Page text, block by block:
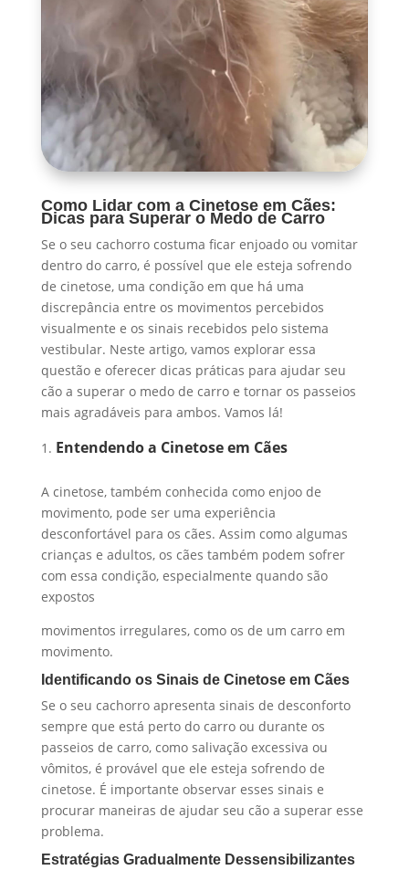
Como Lidar com a Cinetose em Cães:
Dicas para Superar o Medo de Carro
Se o seu cachorro costuma ficar enjoado ou vomitar
dentro do carro, é possível que ele esteja sofrendo
de cinetose, uma condição em que há uma
discrepância entre os movimentos percebidos
visualmente e os sinais recebidos pelo sistema
vestibular. Neste artigo, vamos explorar essa
questão e oferecer dicas práticas para ajudar seu
cão a superar o medo de carro e tornar os passeios
mais agradáveis para ambos. Vamos lá!
Entendendo a Cinetose em Cães
A cinetose, também conhecida como enjoo de
movimento, pode ser uma experiência
desconfortável para os cães. Assim como algumas
crianças e adultos, os cães também podem sofrer
com essa condição, especialmente quando são
expostos
movimentos irregulares, como os de um carro em
movimento.
Identificando os Sinais de Cinetose em Cães
Se o seu cachorro apresenta sinais de desconforto
sempre que está perto do carro ou durante os
passeios de carro, como salivação excessiva ou
vômitos, é provável que ele esteja sofrendo de
cinetose. É importante observar esses sinais e
procurar maneiras de ajudar seu cão a superar esse
problema.
Estratégias Gradualmente Dessensibilizantes